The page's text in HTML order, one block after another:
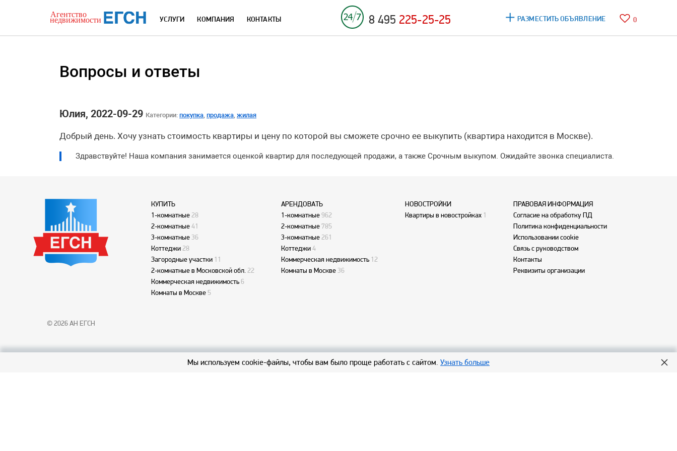
УСЛУГИ КОМПАНИЯ КОНТАКТЫ 8 495 225-25-25 РАЗМЕСТИТЬ ОБЪЯВЛЕНИЕ 0
Вопросы и ответы
Юлия, 2022-09-29 Категории: покупка, продажа, жилая
Добрый день. Хочу узнать стоимость квартиры и цену по которой вы сможете срочно ее выкупить (квартира находится в Москве).
Здравствуйте! Наша компания занимается оценкой квартир для последующей продажи, а также Срочным выкупом. Ожидайте звонка специалиста.
© 2026 АН ЕГСН
КУПИТЬ
1-комнатные 28
2-комнатные 41
3-комнатные 36
Коттеджи 28
Загородные участки 11
2-комнатные в Московской обл. 22
Коммерческая недвижимость 6
Комнаты в Москве 5
АРЕНДОВАТЬ
1-комнатные962
2-комнатные785
3-комнатные 261
Коттеджи4
Коммерческая недвижимость 12
Комнаты в Москве 36
НОВОСТРОЙКИ
Квартиры в новостройках 1
ПРАВОВАЯ ИНФОРМАЦИЯ
Согласие на обработку ПД
Политика конфиденциальности
Использовании cookie
Связь с руководством
Контакты
Реквизиты организации
Мы используем cookie-файлы, чтобы вам было проще работать с сайтом. Узнать больше